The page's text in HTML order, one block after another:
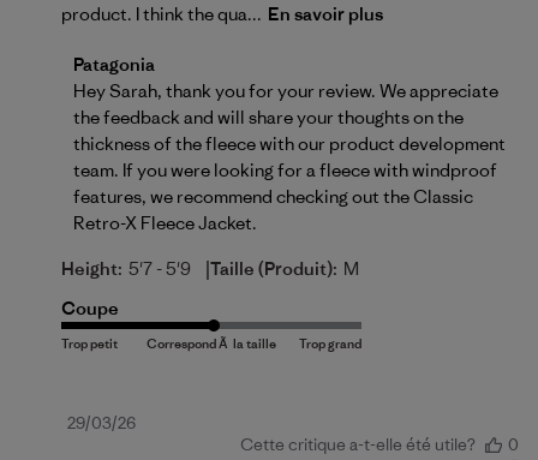
product. I think the qua... En savoir plus
Commentaires du propriétaire du magasin sur
Patagonia
Hey Sarah, thank you for your review. We appreciate
the feedback and will share your thoughts on the
thickness of the fleece with our product development
team. If you were looking for a fleece with windproof
features, we recommend checking out the Classic
Retro-X Fleece Jacket.
Height: 5'7 - 5'9 |Taille (produit): M
Coupe
Date
29/03/26
Cette critique a-t-elle été utile?
0